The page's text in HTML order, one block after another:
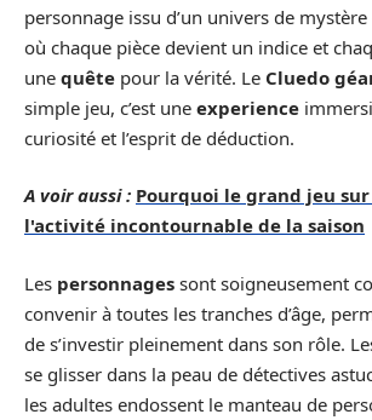
personnage issu d’un univers de mystère
où chaque pièce devient un indice et
une quête pour la vérité. Le Cluedo
simple jeu, c’est une experience
curiosité et l’esprit de déduction.
A voir aussi : Pourquoi le grand jeu
l'activité incontournable de la saison
Les personnages sont soigneusement
convenir à toutes les tranches d’âge,
de s’investir pleinement dans son rôle.
se glisser dans la peau de détectives
les adultes endossent le manteau de